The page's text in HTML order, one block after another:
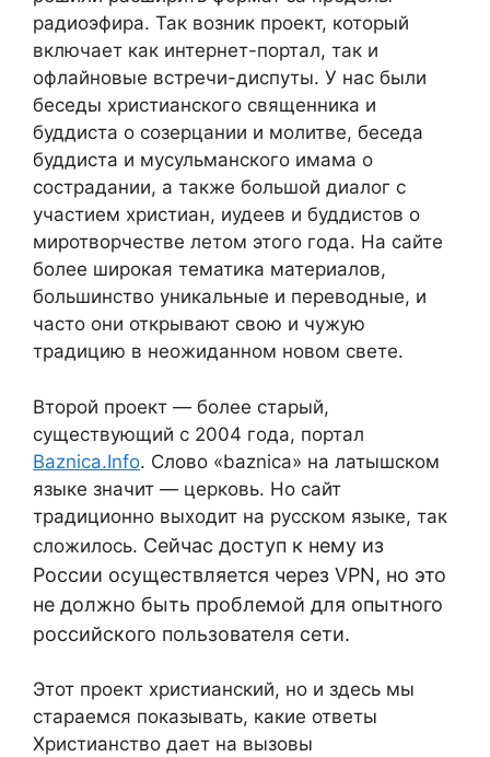
радиоэфира. Так возник проект, который
включает как интернет-портал, так и
офлайновые встречи-диспуты. У нас были
беседы христианского священника и
буддиста о созерцании и молитве, беседа
буддиста и мусульманского имама о
сострадании, а также большой диалог с
участием христиан, иудеев и буддистов о
миротворчестве летом этого года. На сайте
более широкая тематика материалов,
большинство уникальные и переводные, и
часто они открывают свою и чужую
традицию в неожиданном новом свете.
Второй проект — более старый,
существующий с 2004 года, портал
Baznica.Info. Слово «baznica» на латышском
языке значит — церковь. Но сайт
традиционно выходит на русском языке, так
сложилось. Сейчас доступ к нему из
России осуществляется через VPN, но это
не должно быть проблемой для опытного
российского пользователя сети.
Этот проект христианский, но и здесь мы
стараемся показывать, какие ответы
Христианство дает на вызовы